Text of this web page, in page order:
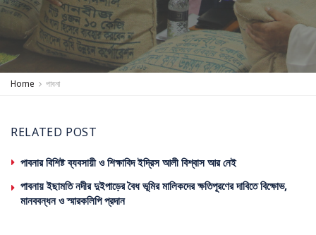
Home পাবনা
RELATED POST
পাবনার বিশিষ্ট ব্যবসায়ী ও শিক্ষাবিদ ইদ্রিস আলী বিশ্বাস আর নেই
পাবনায় ইছামতি নদীর দুইপাড়ের বৈধ ভূমির মালিকদের ক্ষতিপূরণের দাবিতে বিক্ষোভ,
মানববন্ধন ও স্মারকলিপি প্রদান